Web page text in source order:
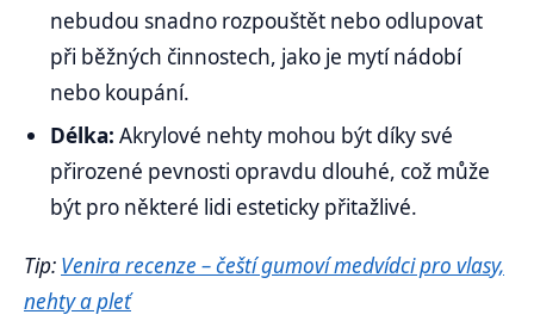
nebudou snadno rozpouštět nebo odlupovat
při běžných činnostech, jako je mytí nádobí
nebo koupání.
Délka:Akrylové nehty mohou být díky své
přirozené pevnosti opravdu dlouhé, což může
být pro některé lidi esteticky přitažlivé.
Tip: Venira recenze – čeští gumoví medvídci pro vlasy,
nehty a pleť